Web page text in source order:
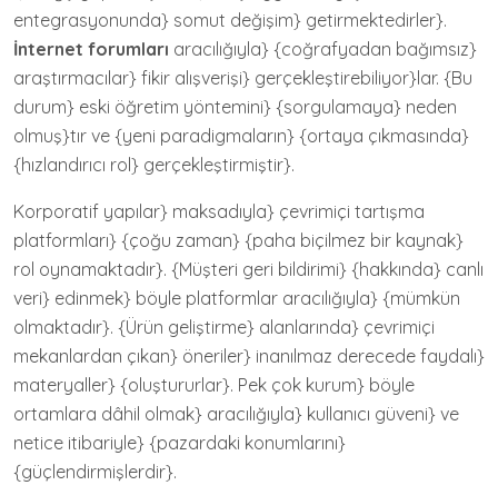
entegrasyonunda} somut değişim} getirmektedirler}.
İnternet forumları aracılığıyla} {coğrafyadan bağımsız}
araştırmacılar} fikir alışverişi} gerçekleştirebiliyor}lar. {Bu
durum} eski öğretim yöntemini} {sorgulamaya} neden
olmuş}tır ve {yeni paradigmaların} {ortaya çıkmasında}
{hızlandırıcı rol} gerçekleştirmiştir}.
Korporatif yapılar} maksadıyla} çevrimiçi tartışma
platformları} {çoğu zaman} {paha biçilmez bir kaynak}
rol oynamaktadır}. {Müşteri geri bildirimi} {hakkında} canlı
veri} edinmek} böyle platformlar aracılığıyla} {mümkün
olmaktadır}. {Ürün geliştirme} alanlarında} çevrimiçi
mekanlardan çıkan} öneriler} inanılmaz derecede faydalı}
materyaller} {oluştururlar}. Pek çok kurum} böyle
ortamlara dâhil olmak} aracılığıyla} kullanıcı güveni} ve
netice itibariyle} {pazardaki konumlarını}
{güçlendirmişlerdir}.